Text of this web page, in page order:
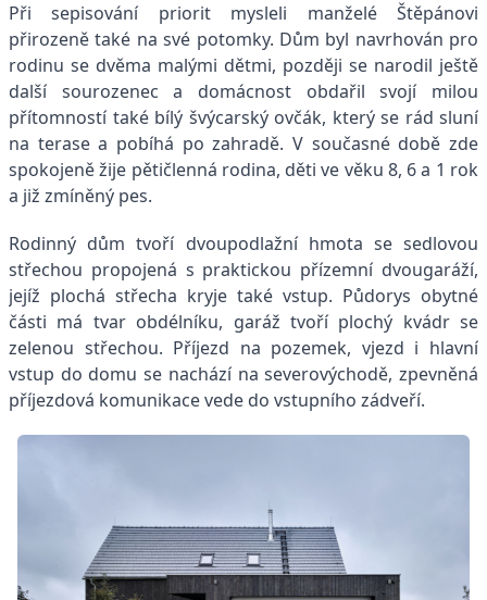
Při sepisování priorit mysleli manželé Štěpánovi
přirozeně také na své potomky. Dům byl navrhován pro
rodinu se dvěma malými dětmi, později se narodil ještě
další sourozenec a domácnost obdařil svojí milou
přítomností také bílý švýcarský ovčák, který se rád sluní
na terase a pobíhá po zahradě. V současné době zde
spokojeně žije pětičlenná rodina, děti ve věku 8, 6 a 1 rok
a již zmíněný pes.
Rodinný dům tvoří dvoupodlažní hmota se sedlovou
střechou propojená s praktickou přízemní dvougaráží,
jejíž plochá střecha kryje také vstup. Půdorys obytné
části má tvar obdélníku, garáž tvoří plochý kvádr se
zelenou střechou. Příjezd na pozemek, vjezd i hlavní
vstup do domu se nachází na severovýchodě, zpevněná
příjezdová komunikace vede do vstupního zádveří.